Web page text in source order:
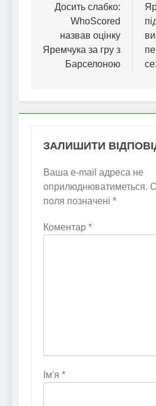
записів
Досить слабко:
WhoScored
назвав оцінку
Яремчука за гру з
Барселоною
ЗАЛИШИТИ
Ваша e-mail адреса не
оприлюднюватиметься.
поля позначені *
Коментар *
Ім'я *